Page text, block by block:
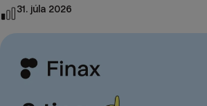
31. júla 2026